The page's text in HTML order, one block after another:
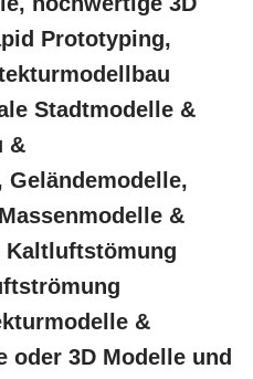
Prototyping,
Stadtmodelle &
&
&
Kaltluftstömung
&
3D Modelle und